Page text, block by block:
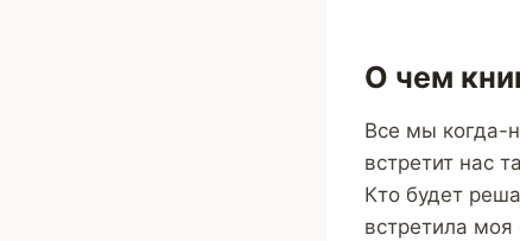
О чем
Все мы когда-
встретит нас
Кто будет
встретила моя